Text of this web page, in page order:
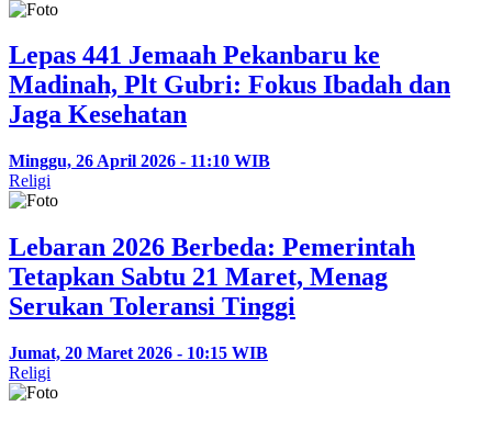
Lepas 441 Jemaah Pekanbaru ke
Madinah, Plt Gubri: Fokus Ibadah dan
Jaga Kesehatan
Minggu, 26 April 2026 - 11:10 WIB
Religi
Lebaran 2026 Berbeda: Pemerintah
Tetapkan Sabtu 21 Maret, Menag
Serukan Toleransi Tinggi
Jumat, 20 Maret 2026 - 10:15 WIB
Religi